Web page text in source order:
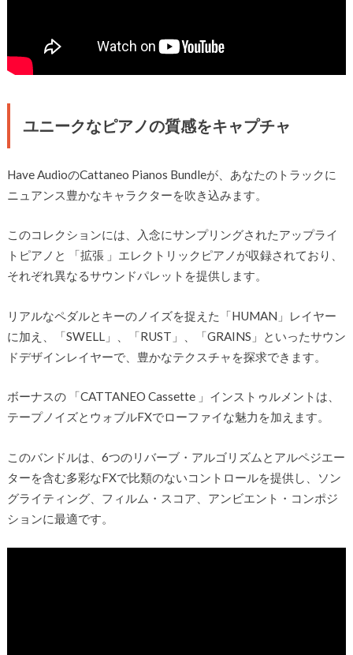
ユニークなピアノの質感をキャプチャ
Have AudioのCattaneo Pianos Bundleが、あなたのトラックに
ニュアンス豊かなキャラクターを吹き込みます。
このコレクションには、入念にサンプリングされたアップライ
トピアノと 「拡張 」エレクトリックピアノが収録されており、
それぞれ異なるサウンドパレットを提供します。
リアルなペダルとキーのノイズを捉えた「HUMAN」レイヤー
に加え、「SWELL」、「RUST」、「GRAINS」といったサウン
ドデザインレイヤーで、豊かなテクスチャを探求できます。
ボーナスの 「CATTANEO Cassette 」インストゥルメントは、
テープノイズとウォブルFXでローファイな魅力を加えます。
このバンドルは、6つのリバーブ・アルゴリズムとアルペジエー
ターを含む多彩なFXで比類のないコントロールを提供し、ソン
グライティング、フィルム・スコア、アンビエント・コンポジ
ションに最適です。